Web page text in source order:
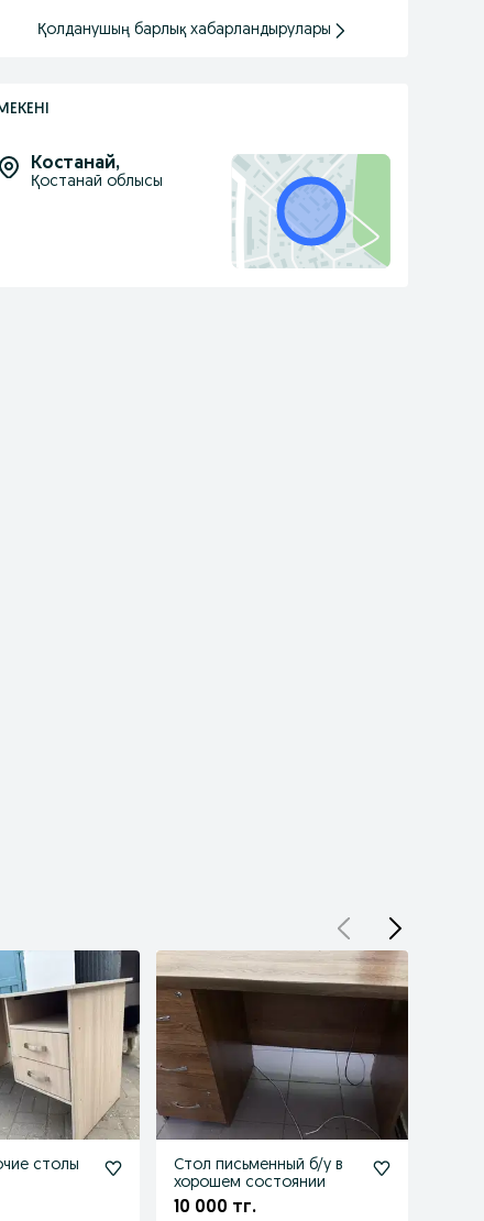
Қолданушың барлық хабарландырулары
Костанай,
Қостанай облысы
столы
Стол письменный б/у в
хорошем состоянии
10 000 тг.